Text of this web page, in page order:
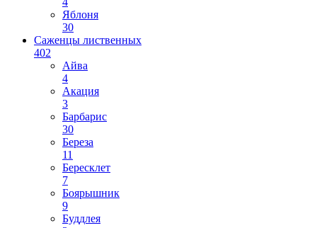
Яблоня
30
Саженцы лиственных
402
Айва
4
Акация
3
Барбарис
30
Береза
11
Бересклет
7
Боярышник
9
Буддлея